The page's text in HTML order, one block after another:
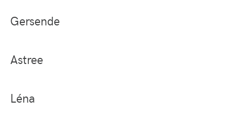
Gersende
Astree
Léna